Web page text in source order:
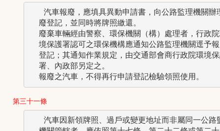
汽車報廢，應填具異動申請書，向公路監理機關辦
  廢登記，並同時將牌照繳還。
廢棄車輛經由警察、環保機關（構）處理者，行政
境保護署認可之環保機構應通知公路監理機關逕予
登記；其通知作業規定，由交通部會商行政院環境
  署、內政部另定之。
第三十一條
汽車因新領牌照、過戶或變更地址而非屬同一公路